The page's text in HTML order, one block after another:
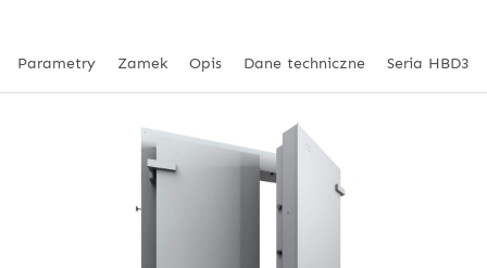
Parametry Zamek Opis Dane techniczne Seria HBD3